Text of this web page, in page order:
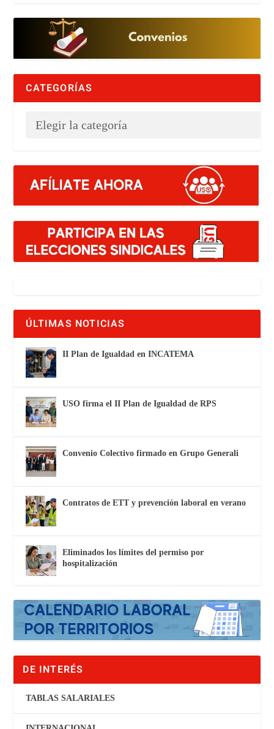
CATEGORÍAS
ÚLTIMAS NOTICIAS
II Plan de Igualdad en INCATEMA
USO firma el II Plan de Igualdad de RPS
Convenio Colectivo firmado en Grupo Generali
Contratos de ETT y prevención laboral en verano
Eliminados los límites del permiso por
hospitalización
DE INTERÉS
TABLAS SALARIALES